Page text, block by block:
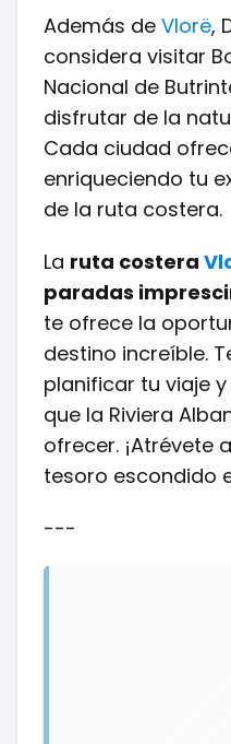
Además de Vlorë,
considera visitar
Nacional de
disfrutar de la
Cada ciudad
enriqueciendo tu
de la ruta costera.
La ruta costera
paradas
te ofrece la
destino increíble.
planificar tu viaje
que la Riviera
ofrecer. ¡Atrévete
tesoro escondido
---